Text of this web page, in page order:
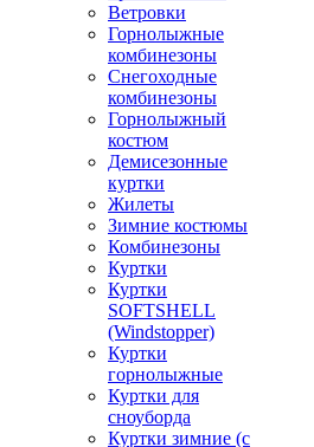
Ветровки
Горнолыжные
комбинезоны
Снегоходные
комбинезоны
Горнолыжный
костюм
Демисезонные
куртки
Жилеты
Зимние костюмы
Комбинезоны
Куртки
Куртки
SOFTSHELL
(Windstopper)
Куртки
горнолыжные
Куртки для
сноуборда
Куртки зимние (с